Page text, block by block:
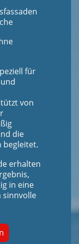
für
von
die
begleitet.
erhalten
in eine
sinnvolle